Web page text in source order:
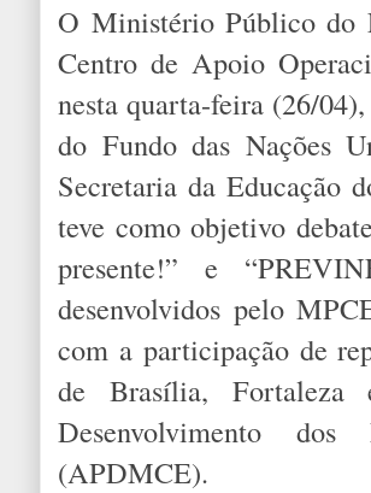
O Ministério Público do
Centro de Apoio
nesta quarta-feira (26/
do Fundo das Nações
Secretaria da Educação
teve como objetivo
presente!” e
desenvolvidos pelo
com a participação de
de Brasília,
Desenvolvimento
(APDMCE).